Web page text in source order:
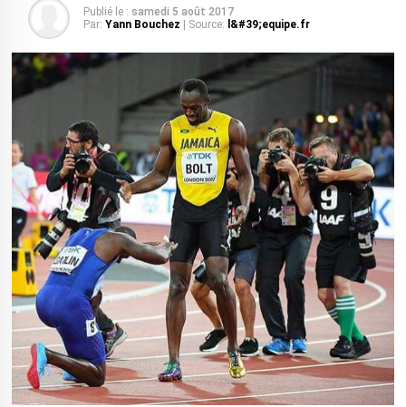
Publié le : samedi 5 août 2017
Par: Yann Bouchez | Source: l&#39;equipe.fr